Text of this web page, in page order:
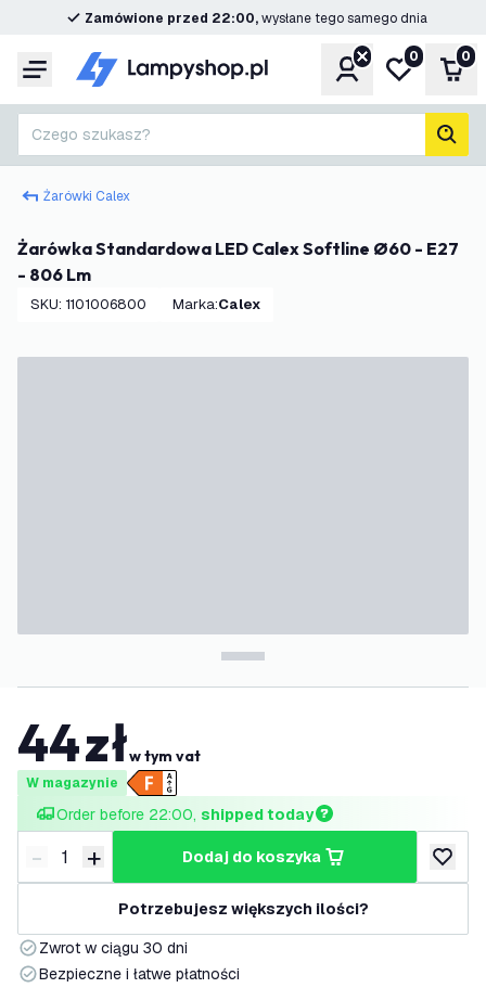
Zamówione przed 22:00,wysłane tego samego dnia
Menu KontoMoja lista
0 0
Czego szukasz?
Żarówki Calex
Żarówka Standardowa LED Calex Softline Ø60 - E27
- 806 Lm
SKU: 1101006800 Marka: Calex
44złw tym vat
W magazynie
Order before 22:00, shipped today
Zmniejsz ilość
- Zwiększ ilość
+ dodaj do koszyka
dodaj
Potrzebujesz większych ilości?
Zwrot w ciągu 30 dni
Bezpieczne i łatwe płatności